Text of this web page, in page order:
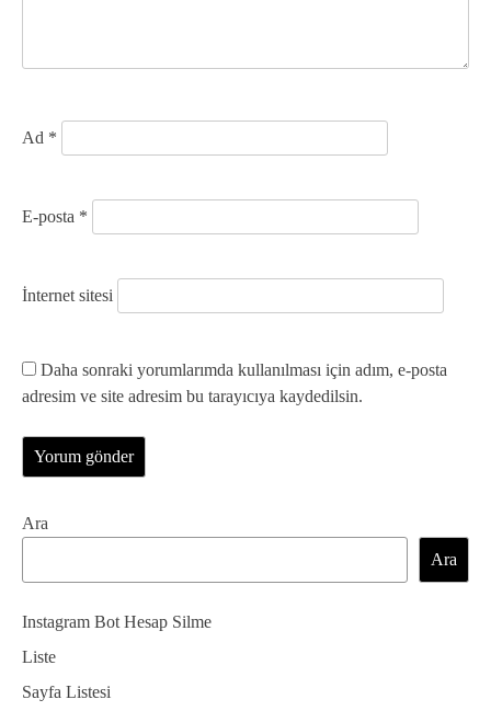
i
Ad *
E-posta *
İnternet sitesi
Daha sonraki yorumlarımda kullanılması için adım, e-posta
adresim ve site adresim bu tarayıcıya kaydedilsin.
Ara
Ara
Instagram Bot Hesap Silme
Liste
Sayfa Listesi